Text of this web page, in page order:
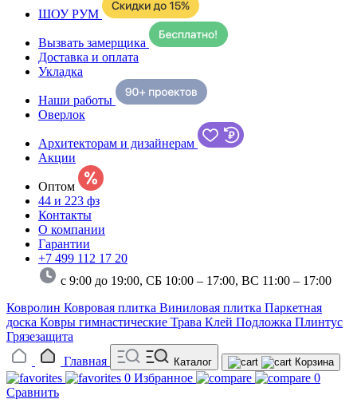
ШОУ РУМ
Вызвать замерщика
Доставка и оплата
Укладка
Наши работы
Оверлок
Архитекторам и дизайнерам
Акции
Оптом
44 и 223 фз
Контакты
О компании
Гарантии
+7 499 112 17 20
с 9:00 до 19:00, СБ 10:00 – 17:00, ВС 11:00 – 17:00
Ковролин Ковровая плитка Виниловая плитка Паркетная
доска Ковры гимнастические Трава Клей Подложка Плинтус
Грязезащита
Главная
Каталог Корзина
0 Избранное
0
Сравнить